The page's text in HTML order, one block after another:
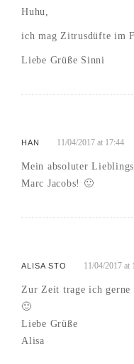
Huhu,
ich mag Zitrusdüfte im
Liebe Grüße Sinni
HAN 11/04/2017 at 17:44
Mein absoluter
Marc Jacobs! 🙂
ALISA STO 11/04/2017 at
Zur Zeit trage ich gerne
🙂
Liebe Grüße
Alisa